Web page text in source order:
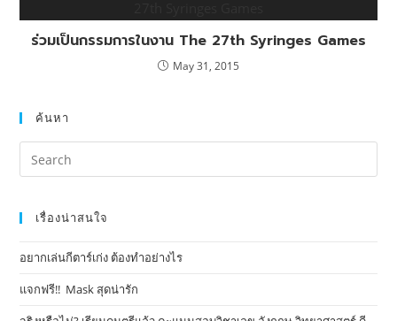
ร่วมเป็นกรรมการในงาน The 27th Syringes Games
May 31, 2015
ค้นหา
เรื่องน่าสนใจ
อยากเล่นกีตาร์เก่ง ต้องทำอย่างไร
แจกฟรี!! Mask​ สุดน่ารัก